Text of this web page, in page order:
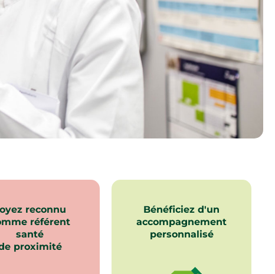
reconnu
référent
santé
proximité
Bénéficiez d'un
accompagnement
personnalisé